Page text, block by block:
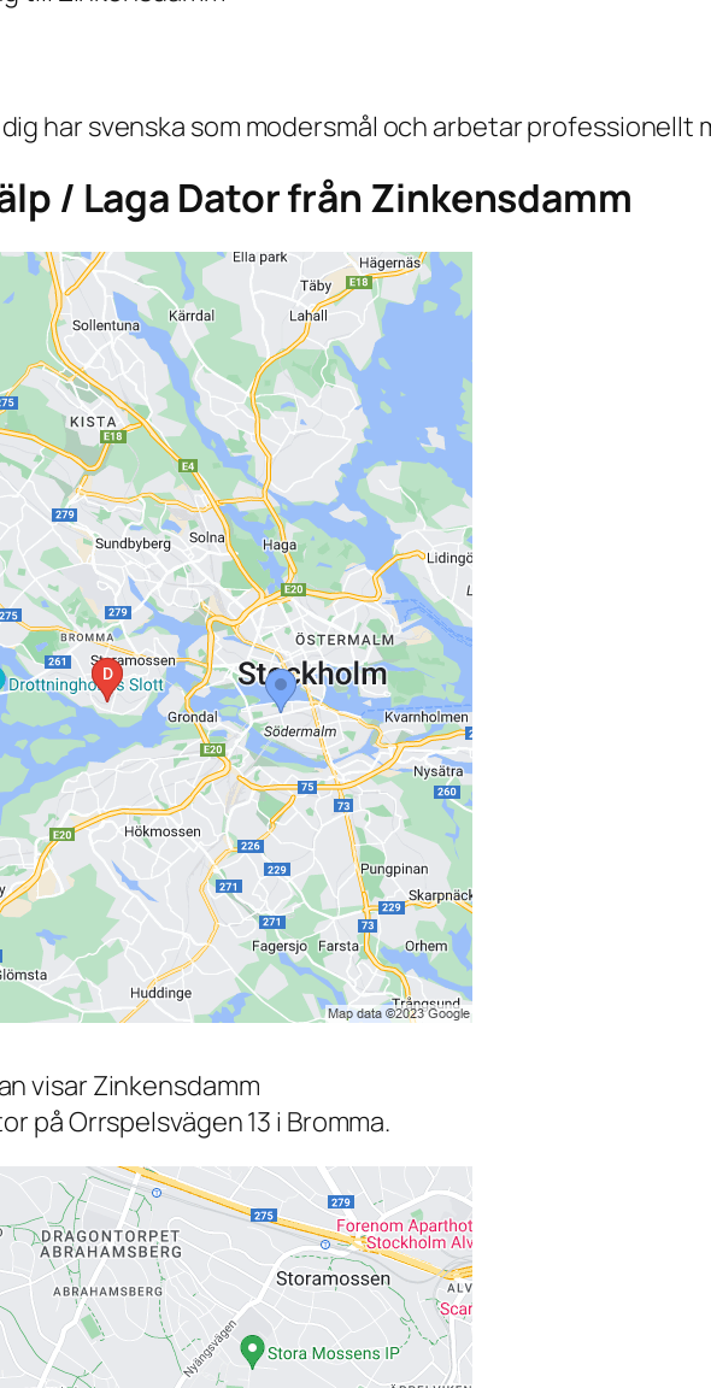
har svenska som modersmål och arbetar professionellt
/ Laga Dator från Zinkensdamm
visar Zinkensdamm
på Orrspelsvägen 13 i Bromma.